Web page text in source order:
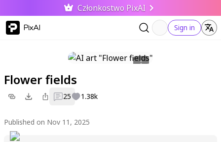
Członkostwo PixAI
PixAI Sign in
Flower fields
25 1.38k
Published on Nov 11, 2025